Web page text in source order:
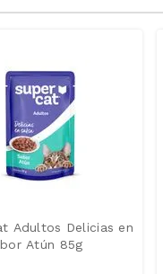
Adultos Delicias en
Atún 85g